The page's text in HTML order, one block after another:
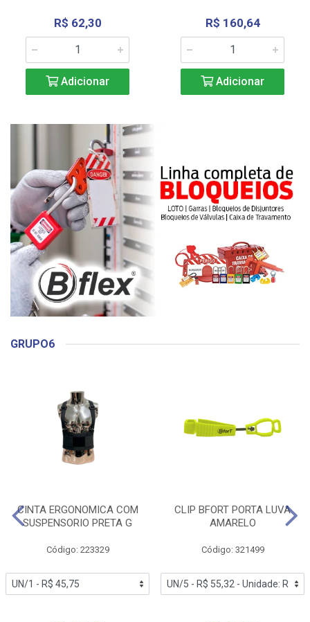
R$ 62,30
Adicionar
R$ 160,64
Adicionar
GRUPO6
CINTA ERGONOMICA COM
SUSPENSORIO PRETA G
Código: 223329
CLIP BFORT PORTA LUVA
AMARELO
Código: 321499